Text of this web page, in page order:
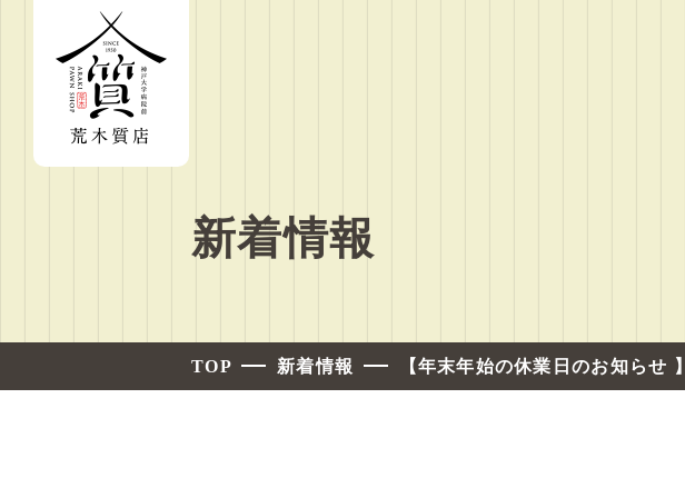
新着情報
TOP 新着情報 【年末年始の休業日のお知らせ 】